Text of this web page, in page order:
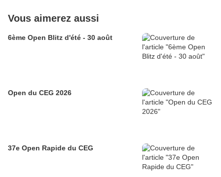
Vous aimerez aussi
6ème Open Blitz d'été - 30 août
Open du CEG 2026
37e Open Rapide du CEG